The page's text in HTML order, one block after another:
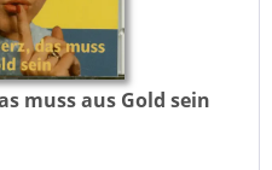
muss aus Gold sein